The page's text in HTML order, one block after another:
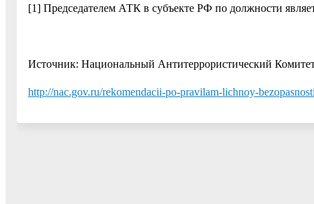
[1] Председателем АТК в субъекте РФ по должности
Источник: Национальный Антитеррористический
http://nac.gov.ru/rekomendacii-po-pravilam-lichnoy-